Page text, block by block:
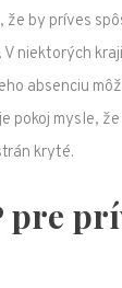
by príves
niektorých
absenciu
pokoj mysle,
kryté.
pre